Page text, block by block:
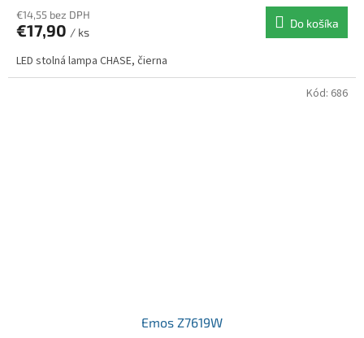
€14,55 bez DPH
€17,90 / ks
Do košíka
LED stolná lampa CHASE, čierna
Emos Z7619W
Kód: 686